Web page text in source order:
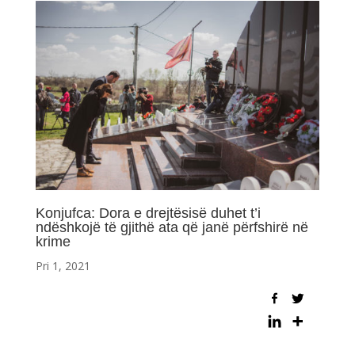
Konjufca: Dora e drejtësisë duhet t’i
ndëshkojë të gjithë ata që janë përfshirë në
krime
Pri 1, 2021